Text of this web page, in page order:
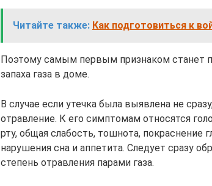
Читайте также: Как подготовиться к
Поэтому самым первым признаком станет
запаха газа в доме.
В случае если утечка была выявлена не
отравление. К его симптомам относятся
рту, общая слабость, тошнота, покраснение
нарушения сна и аппетита. Следует сразу
степень отравления парами газа.